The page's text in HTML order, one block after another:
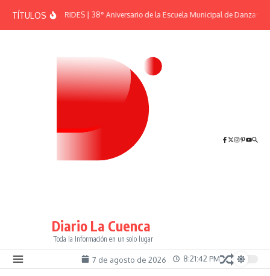
TÍTULOSEFEMÉRIDES | 38° Aniversario de la Escuela Municipal de Danzas “El
Diario La Cuenca
Toda la Información en un solo lugar
7 de agosto de 2026 8:21:43 PM